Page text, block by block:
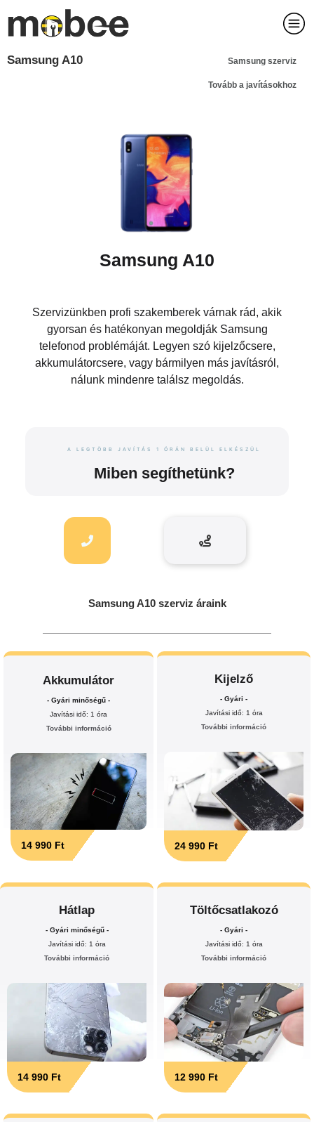
Samsung A10 Samsung szerviz
Tovább a javításokhoz
Samsung A10
Szervizünkben profi szakemberek várnak rád, akik
gyorsan és hatékonyan megoldják Samsung
telefonod problémáját. Legyen szó kijelzőcsere,
akkumulátorcsere, vagy bármilyen más javításról,
nálunk mindenre találsz megoldás.
A LEGTÖBB JAVÍTÁS 1 ÓRÁN BELÜL ELKÉSZÜL
Miben segíthetünk?
Samsung A10 szerviz áraink
Akkumulátor
- Gyári minőségű -
Javítási idő: 1 óra
További információ
14 990 Ft
Kijelző
- Gyári -
Javítási idő: 1 óra
További információ
24 990 Ft
Hátlap
- Gyári minőségű -
Javítási idő: 1 óra
További információ
14 990 Ft
Töltőcsatlakozó
- Gyári -
Javítási idő: 1 óra
További információ
12 990 Ft